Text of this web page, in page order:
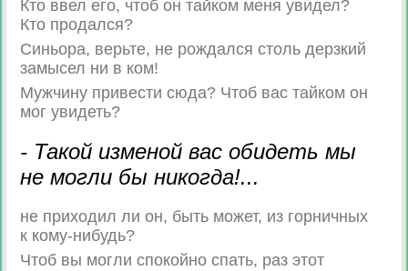
Кто ввел его, чтоб он тайком меня увидел?
Кто продался?
Синьора, верьте, не рождался столь дерзкий
замысел ни в ком!
Мужчину привести сюда? Чтоб вас тайком он
мог увидеть?
- Такой изменой вас обидеть мы
не могли бы никогда!...
не приходил ли он, быть может, из горничных
к кому-нибудь?
Чтоб вы могли спокойно спать, раз этот